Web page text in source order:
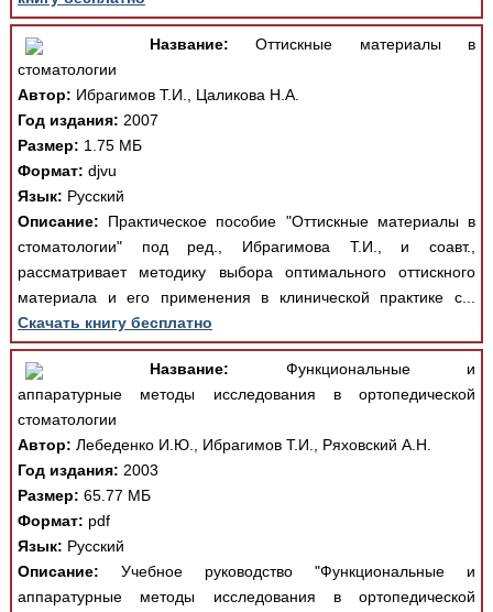
Название: Оттискные материалы в
стоматологии
Автор: Ибрагимов Т.И., Цаликова Н.А.
Год издания: 2007
Размер: 1.75 МБ
Формат: djvu
Язык: Русский
Описание: Практическое пособие "Оттискные материалы в
стоматологии" под ред., Ибрагимова Т.И., и соавт.,
рассматривает методику выбора оптимального оттискного
материала и его применения в клинической практике с...
Скачать книгу бесплатно
Название: Функциональные и
аппаратурные методы исследования в ортопедической
стоматологии
Автор: Лебеденко И.Ю., Ибрагимов Т.И., Ряховский А.Н.
Год издания: 2003
Размер: 65.77 МБ
Формат: pdf
Язык: Русский
Описание: Учебное руководство "Функциональные и
аппаратурные методы исследования в ортопедической